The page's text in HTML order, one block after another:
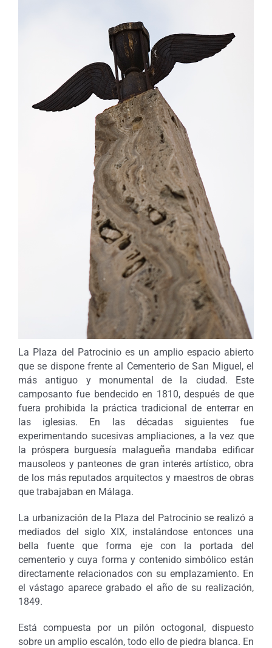
La Plaza del Patrocinio es un amplio espacio abierto
que se dispone frente al Cementerio de San Miguel, el
más antiguo y monumental de la ciudad. Este
camposanto fue bendecido en 1810, después de que
fuera prohibida la práctica tradicional de enterrar en
las iglesias. En las décadas siguientes fue
experimentando sucesivas ampliaciones, a la vez que
la próspera burguesía malagueña mandaba edificar
mausoleos y panteones de gran interés artístico, obra
de los más reputados arquitectos y maestros de obras
que trabajaban en Málaga.
La urbanización de la Plaza del Patrocinio se realizó a
mediados del siglo XIX, instalándose entonces una
bella fuente que forma eje con la portada del
cementerio y cuya forma y contenido simbólico están
directamente relacionados con su emplazamiento. En
el vástago aparece grabado el año de su realización,
1849.
Está compuesta por un pilón octogonal, dispuesto
sobre un amplio escalón, todo ello de piedra blanca. En